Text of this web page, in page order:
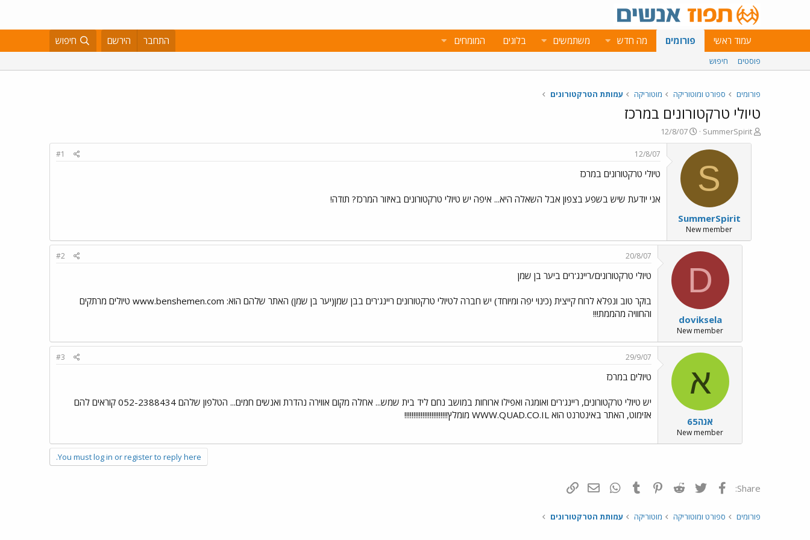
עמוד ראשי פורומים מה חדש משתמשים בלוגים המומחים התחבר הירשם חיפוש
פוסטים חיפוש
פורומים ספורט ומוטוריקה מוטוריקה עמותת הטרקטורונים
טיולי טרקטורונים במרכז
פ
ו
SummerSpirit
פ
ו
ס
ת
ר
י
ך
12/8/07
S
SummerSpirit
New member
12/8/07
#1
טיולי טרקטורונים במרכז
אני יודעת שיש בשפע בצפון אבל השאלה היא... איפה יש טיולי טרקטורונים באיזור המרכז? תודה!
D
doviksela
New member
20/8/07
#2
טיולי טרקטורונים/ריינג'רים ביער בן שמן
בוקר טוב ונפלא לרוח קייצית (כינוי יפה ומיוחד) יש חברה לטיולי טרקטורונים ריינג'רים בבן שמן(יער בן שמן) האתר שלהם הוא: www.benshemen.com טיולים מרתקים
והחוויה מהממת!!!
א
אנה65
New member
29/9/07
#3
טיולים במרכז
יש טיולי טרקטורונים, ריינג'רים ואומגה ואפילו ארוחות במושב נחם ליד בית שמש... אחלה מקום אווירה נהדרת ואנשים חמים... הטלפון שלהם 052-2388434 קוראים להם
אזימוט, האתר באינטרנט הוא WWW.QUAD.CO.IL מומלץ!!!!!!!!!!!!!!!!!!!!!!!!
You must log in or register to reply here.
Share: פייסבוק Twitter
Reddit
Pinterest
Tumblr
WhatsAppדואר אלקטרוני
פורומים ספורט ומוטוריקה מוטוריקה עמותת הטרקטורונים